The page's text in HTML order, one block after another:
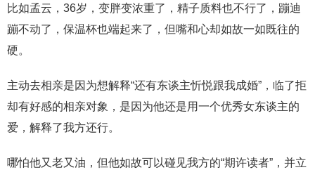
比如孟云，36岁，变胖变浓重了，精子质料也不行了，蹦迪
蹦不动了，保温杯也端起来了，但嘴和心却如故一如既往的
硬。
主动去相亲是因为想解释“还有东谈主忻悦跟我成婚”，临了拒
却有好感的相亲对象，是因为他还是用一个优秀女东谈主的
爱，解释了我方还行。
哪怕他又老又油，但他如故可以碰见我方的“期许读者”，并立